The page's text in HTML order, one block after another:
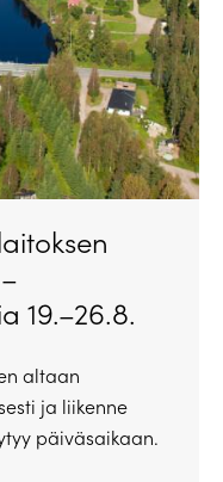
19.–26.8.
altaan
ja liikenne
päiväsaikaan.